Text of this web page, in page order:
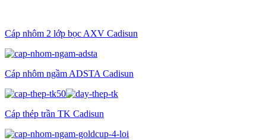
Cáp nhôm 2 lớp bọc AXV Cadisun
Cáp nhôm ngầm ADSTA Cadisun
Cáp thép trần TK Cadisun